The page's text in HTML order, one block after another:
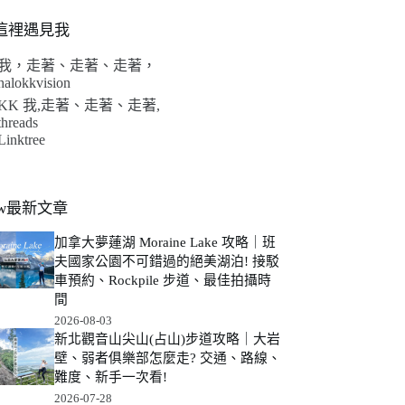
裡遇見我
，走著、走著、走著，
我,走著、走著、走著,
最新文章
加拿大夢蓮湖 Moraine Lake 攻略｜班
夫國家公園不可錯過的絕美湖泊! 接駁
車預約、Rockpile 步道、最佳拍攝時
間
2026-08-03
新北觀音山尖山(占山)步道攻略｜大岩
壁、弱者俱樂部怎麼走? 交通、路線、
難度、新手一次看!
2026-07-28